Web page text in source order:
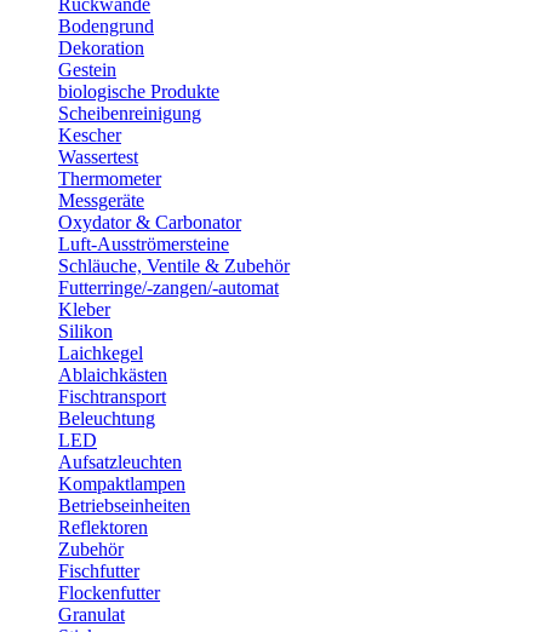
Rückwände
Bodengrund
Dekoration
Gestein
biologische Produkte
Scheibenreinigung
Kescher
Wassertest
Thermometer
Messgeräte
Oxydator & Carbonator
Luft-Ausströmersteine
Schläuche, Ventile & Zubehör
Futterringe/-zangen/-automat
Kleber
Silikon
Laichkegel
Ablaichkästen
Fischtransport
Beleuchtung
LED
Aufsatzleuchten
Kompaktlampen
Betriebseinheiten
Reflektoren
Zubehör
Fischfutter
Flockenfutter
Granulat